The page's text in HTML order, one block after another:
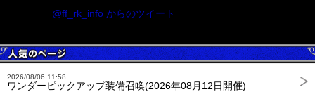
@ff_rk_info からのツイート
2026/08/06 11:58
ワンダーピックアップ装備召喚(2026年08月12日開催)